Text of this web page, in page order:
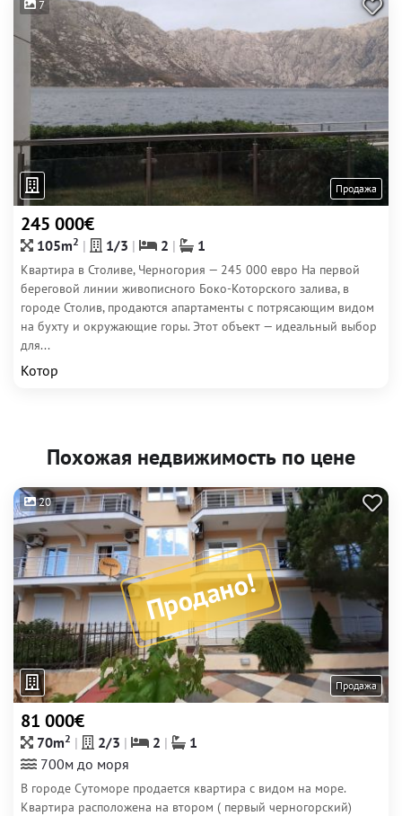
7
Продажа
245 000€
105m2 1/3 2 1
Квартира в Столиве, Черногория — 245 000 евро На первой
береговой линии живописного Боко-Которского залива, в
городе Столив, продаются апартаменты с потрясающим видом
на бухту и окружающие горы. Этот объект — идеальный выбор
для...
Котор
Похожая недвижимость по цене
Продано!
20
Продажа
81 000€
70m2 2/3 2
1
700м до моря
В городе Сутоморе продается квартира с видом на море.
Квартира расположена на втором ( первый черногорский)